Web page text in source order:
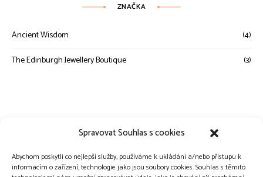
Spravovat Souhlas s cookies
Abychom poskytli co nejlepší služby, používáme k ukládání a/nebo přístupu k
informacím o zařízení, technologie jako jsou soubory cookies. Souhlas s těmito
ZNAČKA
Ancient Wisdom (4)
The Edinburgh Jewellery Boutique (3)